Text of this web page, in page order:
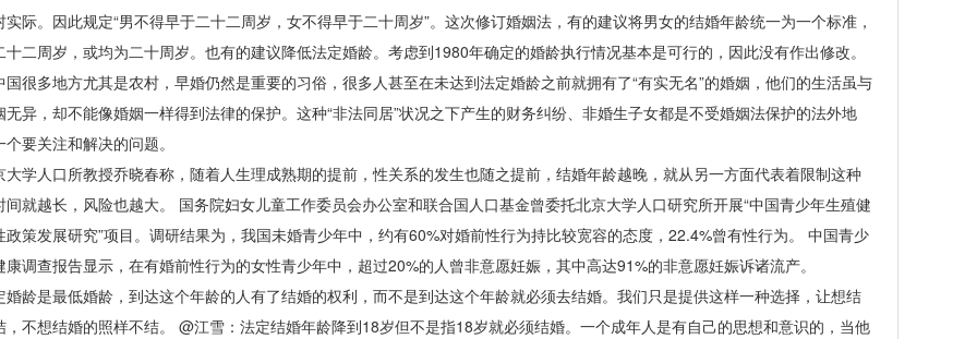
实际。因此规定“男不得早于二十二周岁，女不得早于二十周岁”。这次修订婚姻法，有的建议将男女的结婚年龄统一为一个标准，
十二周岁，或均为二十周岁。也有的建议降低法定婚龄。考虑到1980年确定的婚龄执行情况基本是可行的，因此没有作出修改。
多地方尤其是农村，早婚仍然是重要的习俗，很多人甚至在未达到法定婚龄之前就拥有了“有实无名”的婚姻，他们的生活虽与
无异，却不能像婚姻一样得到法律的保护。这种“非法同居”状况之下产生的财务纠纷、非婚生子女都是不受婚姻法保护的法外地
要关注和解决的问题。
人口所教授乔晓春称，随着人生理成熟期的提前，性关系的发生也随之提前，结婚年龄越晚，就从另一方面代表着限制这种
间就越长，风险也越大。 国务院妇女儿童工作委员会办公室和联合国人口基金曾委托北京大学人口研究所开展“中国青少年生殖健
政策发展研究”项目。调研结果为，我国未婚青少年中，约有60%对婚前性行为持比较宽容的态度，22.4%曾有性行为。 中国青少
康调查报告显示，在有婚前性行为的女性青少年中，超过20%的人曾非意愿妊娠，其中高达91%的非意愿妊娠诉诸流产。
是最低婚龄，到达这个年龄的人有了结婚的权利，而不是到达这个年龄就必须去结婚。我们只是提供这样一种选择，让想结
，不想结婚的照样不结。 @江雪：法定结婚年龄降到18岁但不是指18岁就必须结婚。一个成年人是有自己的思想和意识的，当他